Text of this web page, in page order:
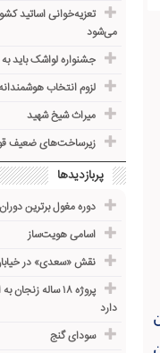
تعزیه‌خوانی اساتید
می‌شود
جشنواره لواشک باید
لزوم انتخاب
میراث شیخ شهید
زیرساخت‌های ضعیف
پربازدیدها
دوره مغول برترین
اسامی هویت‌ساز
نقش «سعدی» در
دارد
سودای گنج